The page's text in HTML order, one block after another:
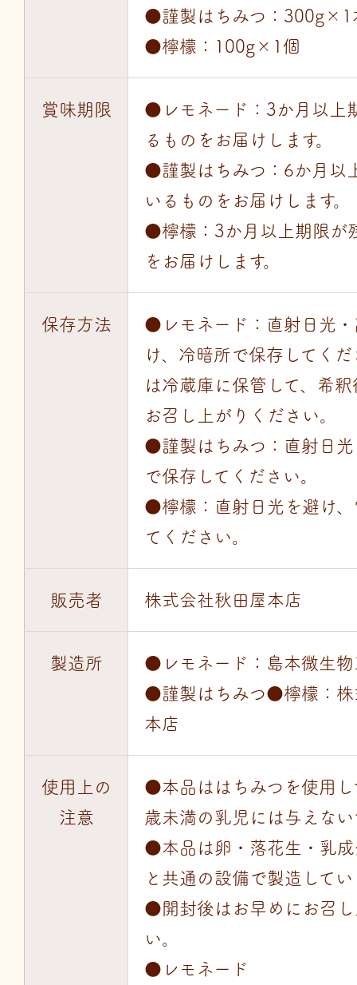
●謹製はちみつ：300g×1
●檸檬：100g×1個
賞味期限
●レモネード：3か月以上
るものをお届けします。
●謹製はちみつ：6か月以
いるものをお届けします。
●檸檬：3か月以上期限が
をお届けします。
保存方法
●レモネード：直射日光
け、冷暗所で保存してく
は冷蔵庫に保管して、希
お召し上がりください。
●謹製はちみつ：直射日光
で保存してください。
●檸檬：直射日光を避け
てください。
販売者 株式会社秋田屋本店
製造所
●レモネード：島本微生
●謹製はちみつ●檸檬：株
本店
使用上の
注意
●本品ははちみつを使用し
歳未満の乳児には与えな
●本品は卵・落花生・乳
と共通の設備で製造してい
●開封後はお早めにお召
い。
●レモネード